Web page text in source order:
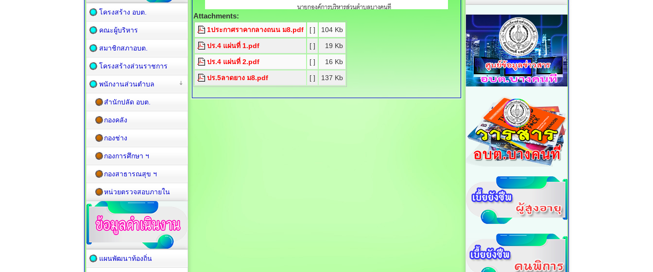
Attachments:
1ประกาศราคากลางถนน ม8.pdf [ ] 104 Kb
ปร.4 แผ่นที่ 1.pdf [ ] 19 Kb
ปร.4 แผ่นที่ 2.pdf [ ] 16 Kb
ปร.5ลาดยาง ม8.pdf [ ] 137 Kb
โครงสร้าง อบต.
คณะผู้บริหาร
สมาชิกสภาอบต.
โครงสร้างส่วนราชการ
พนักงานส่วนตำบล
สำนักปลัด อบต.
กองคลัง
กองช่าง
กองการศึกษา ฯ
กองสาธารณสุข ฯ
หน่วยตรวจสอบภายใน
แผนพัฒนาท้องถิ่น